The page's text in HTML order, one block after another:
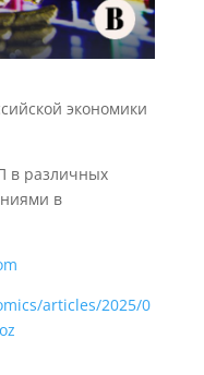
экономики
в различных
в
articles/2025/0